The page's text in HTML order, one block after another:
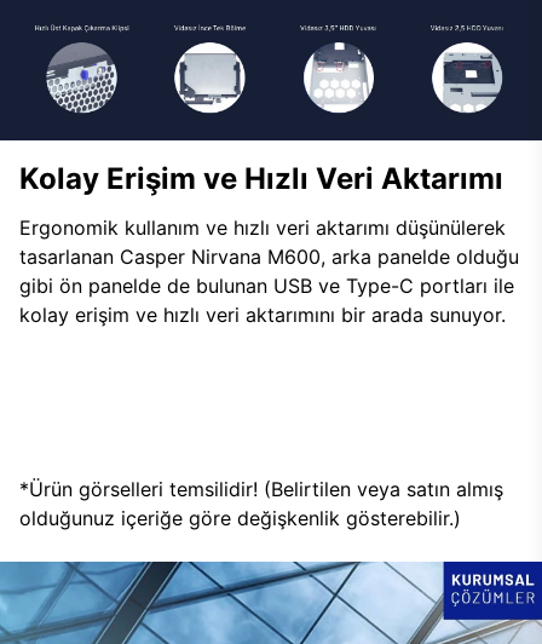
Kolay Erişim ve Hızlı Veri Aktarımı
Ergonomik kullanım ve hızlı veri aktarımı düşünülerek
tasarlanan Casper Nirvana M600, arka panelde olduğu
gibi ön panelde de bulunan USB ve Type-C portları ile
kolay erişim ve hızlı veri aktarımını bir arada sunuyor.
*Ürün görselleri temsilidir! (Belirtilen veya satın almış
olduğunuz içeriğe göre değişkenlik gösterebilir.)